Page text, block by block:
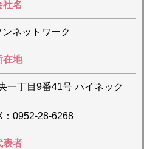
社名
ネットワーク
在地
一丁目9番41号 パイネック
0952-28-6268
表者